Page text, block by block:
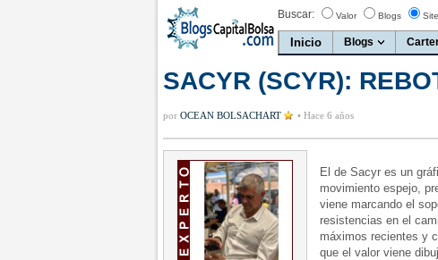
Buscar: Valor Blogs Site
Inicio Blogs
SACYR (SCYR):
por OCEAN BOLSACHART • Hace 6 años
El de Sacyr es un
movimiento espejo,
viene marcando el
resistencias en el
máximos recientes y
que el valor viene